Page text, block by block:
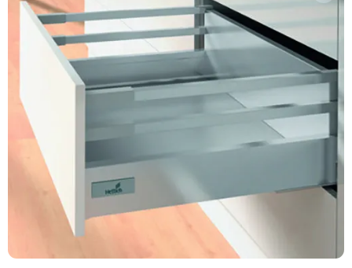
Каталог мебели на заказ
О компании
Оплата и доставка
Рассрочка и кредит
Схема работы